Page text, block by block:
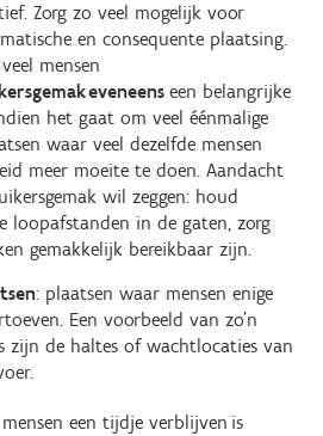
Zorg zo veel mogelijk voor
en consequente plaatsing.
mensen
eveneens een belangrijke
het gaat om veel éénmalige
waar veel dezelfde mensen
meer moeite te doen. Aandacht
wil zeggen: houd
loopafstanden in de gaten, zorg
gemakkelijk bereikbaar zijn.
: plaatsen waar mensen enige
Een voorbeeld van zo’n
zijn de haltes of wachtlocaties van
een tijdje verblijven is